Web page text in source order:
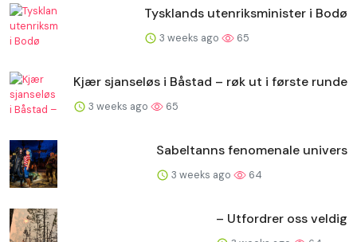
Tysklands utenriksminister i Bodø
3 weeks ago 65
Kjær sjanseløs i Båstad – røk ut i første runde
3 weeks ago 65
Sabeltanns fenomenale univers
3 weeks ago 64
– Utfordrer oss veldig